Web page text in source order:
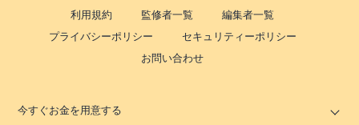
利用規約
監修者一覧
編集者一覧
プライバシーポリシー
セキュリティーポリシー
お問い合わせ
今すぐお金を用意する